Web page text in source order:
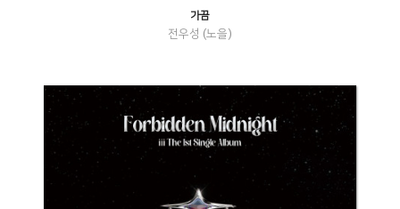
가끔
전우성 (노을)